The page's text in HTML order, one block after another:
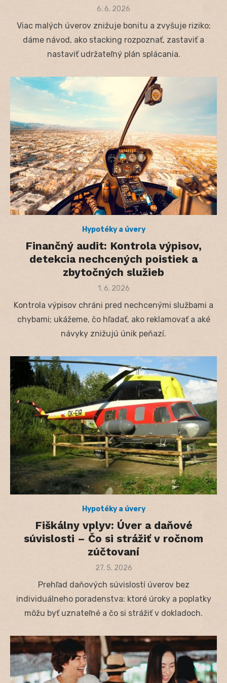
Posted
6. 6. 2026
Viac malých úverov znižuje bonitu a zvyšuje riziko;
dáme návod, ako stacking rozpoznať, zastaviť a
nastaviť udržateľný plán splácania.
Hypotéky a úvery
Finančný audit: Kontrola výpisov,
detekcia nechcených poistiek a
zbytočných služieb
Posted
1. 6. 2026
Kontrola výpisov chráni pred nechcenými službami a
chybami; ukážeme, čo hľadať, ako reklamovať a aké
návyky znižujú únik peňazí.
Hypotéky a úvery
Fiškálny vplyv: Úver a daňové
súvislosti – Čo si strážiť v ročnom
zúčtovaní
Posted
27. 5. 2026
Prehľad daňových súvislostí úverov bez
individuálneho poradenstva: ktoré úroky a poplatky
môžu byť uznateľné a čo si strážiť v dokladoch.